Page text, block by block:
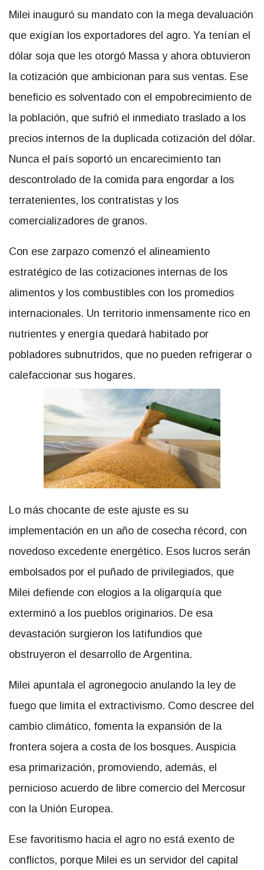
Milei inauguró su mandato con la mega devaluación
que exigían los exportadores del agro. Ya tenían el
dólar soja que les otorgó Massa y ahora obtuvieron
la cotización que ambicionan para sus ventas. Ese
beneficio es solventado con el empobrecimiento de
la población, que sufrió el inmediato traslado a los
precios internos de la duplicada cotización del dólar.
Nunca el país soportó un encarecimiento tan
descontrolado de la comida para engordar a los
terratenientes, los contratistas y los
comercializadores de granos.
Con ese zarpazo comenzó el alineamiento
estratégico de las cotizaciones internas de los
alimentos y los combustibles con los promedios
internacionales. Un territorio inmensamente rico en
nutrientes y energía quedará habitado por
pobladores subnutridos, que no pueden refrigerar o
calefaccionar sus hogares.
Lo más chocante de este ajuste es su
implementación en un año de cosecha récord, con
novedoso excedente energético. Esos lucros serán
embolsados por el puñado de privilegiados, que
Milei defiende con elogios a la oligarquía que
exterminó a los pueblos originarios. De esa
devastación surgieron los latifundios que
obstruyeron el desarrollo de Argentina.
Milei apuntala el agronegocio anulando la ley de
fuego que limita el extractivismo. Como descree del
cambio climático, fomenta la expansión de la
frontera sojera a costa de los bosques. Auspicia
esa primarización, promoviendo, además, el
pernicioso acuerdo de libre comercio del Mercosur
con la Unión Europea.
Ese favoritismo hacia el agro no está exento de
conflictos, porque Milei es un servidor del capital